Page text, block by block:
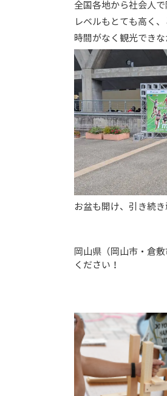
全国各地から社会人
レベルもとても高く
時間がなく観光でき
お盆も開け、引き続き
岡山県（岡山市・倉
ください！